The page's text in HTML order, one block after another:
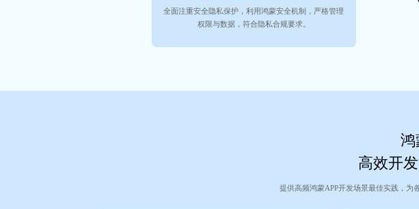
全面注重安全隐私保护，利用鸿蒙安全机制，严格管理
权限与数据，符合隐私合规要求。
鸿
高效开
提供高频鸿蒙APP开发场景最佳实践，为